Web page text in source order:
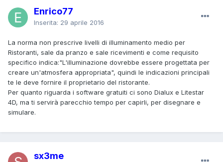
Enrico77
Inserita: 29 aprile 2016
La norma non prescrive livelli di illuminamento medio per
Ristoranti, sale da pranzo e sale ricevimenti e come requisito
specifico indica:"L'illuminazione dovrebbe essere progettata per
creare un'atmosfera appropriata", quindi le indicazioni principali
te le deve fornire il proprietario del ristorante.
Per quanto riguarda i software gratuiti ci sono Dialux e Litestar
4D, ma ti servirà parecchio tempo per capirli, per disegnare e
simulare.
sx3me